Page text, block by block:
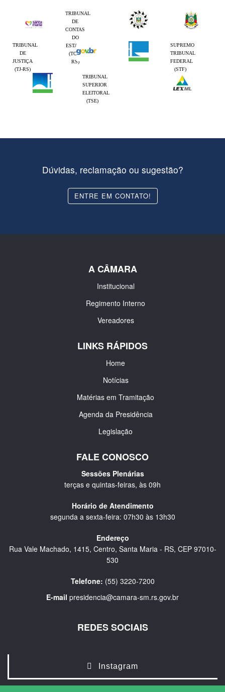
TRIBUNAL
DE
CONTAS
DO
ESTADO
(TCE-
RS)
TRIBUNAL
DE
JUSTIÇA
(TJ-RS)
SUPREMO
TRIBUNAL
FEDERAL
(STF)
TRIBUNAL
SUPERIOR
ELEITORAL
(TSE)
Dúvidas, reclamação ou sugestão?
ENTRE EM CONTATO!
A CÂMARA
Institucional
Regimento Interno
Vereadores
LINKS RÁPIDOS
Home
Notícias
Matérias em Tramitação
Agenda da Presidência
Legislação
FALE CONOSCO
Sessões Plenárias
terças e quintas-feiras, às 09h
Horário de Atendimento
segunda a sexta-feira: 07h30 às 13h30
Endereço
Rua Vale Machado, 1415, Centro, Santa Maria - RS, CEP 97010-
530
Telefone: (55) 3220-7200
E-mail presidencia@camara-sm.rs.gov.br
REDES SOCIAIS
Instagram